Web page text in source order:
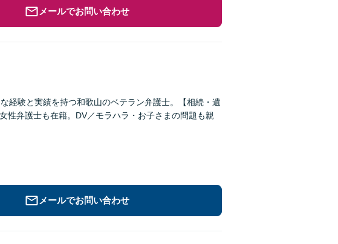
メールでお問い合わせ
経験と実績を持つ和歌山のベテラン弁護士。【相続・遺
性弁護士も在籍。DV／モラハラ・お子さまの問題も親
メールでお問い合わせ